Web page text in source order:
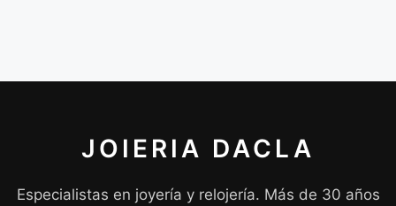
JOIERIA DACLA
Especialistas en joyería y relojería. Más de 30 años